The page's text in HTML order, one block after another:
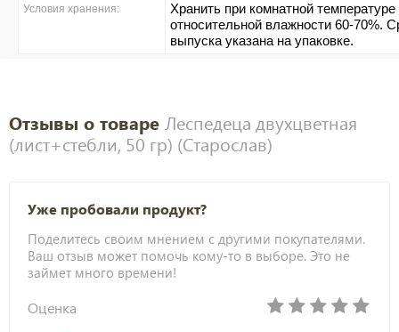
Условия хранения:
Хранить при комнатной
относительной влажности 60-70%.
выпуска указана на упаковке.
Отзывы о товаре Леспедеца двухцветная
(лист+стебли, 50 гр) (Старослав)
Уже пробовали продукт?
Поделитесь своим мнением с другими покупателями.
Ваш отзыв может помочь кому-то в выборе. Это не
займет много времени!
Оценка